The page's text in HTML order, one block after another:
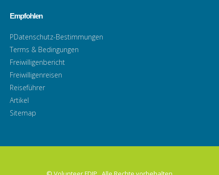
Empfohlen
PDatenschutz-Bestimmungen
Terms & Bedingungen
Freiwilligenbericht
Freiwilligenreisen
Reiseführer
Artikel
Sitemap